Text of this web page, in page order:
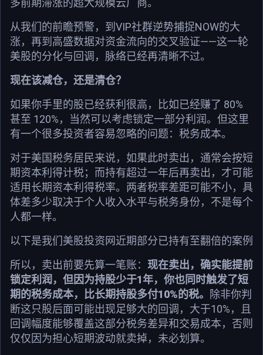
多前期滞涨的超大规模云厂商。
从我们的前瞻预警，到VIP社群逆势捕捉NOW的大
涨，再到高盛数据对资金流向的交叉验证——这一轮
美股的分化与回调，脉络已经再清晰不过。
现在该减仓，还是清仓？
如果你手里的股已经获利很高，比如已经赚了 80%
甚至 120%，当然可以考虑锁定一部分利润。但这里
有一个很多投资者容易忽略的问题：税务成本。
对于美国税务居民来说，如果此时卖出，通常会按短
期资本利得计税；而持有超过一年后再卖出，才可能
适用长期资本利得税率。两者税率差距可能不小，具
体差多少取决于个人收入水平与税务身份，不是每个
人都一样。
以下是我们美股投资网近期部分已持有至翻倍的案例
所以，卖出前要先算一笔账： 现在卖出，确实能提前
锁定利润，但因为持股少于1年，你也同时触发了短
期的税务成本，比长期持股多付10%的税。 除非你判
断这只股后面可能出现足够大的回调，大于10%，且
回调幅度能够覆盖这部分税务差异和交易成本，否则
仅仅因为担心短期波动就卖掉，未必划算。